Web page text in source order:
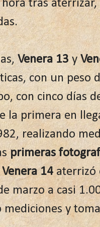
tras
Venera 13 y
con un peso
con cinco días
la primera en
realizando
primeras
Venera 14aterrizó
marzo a casi
y